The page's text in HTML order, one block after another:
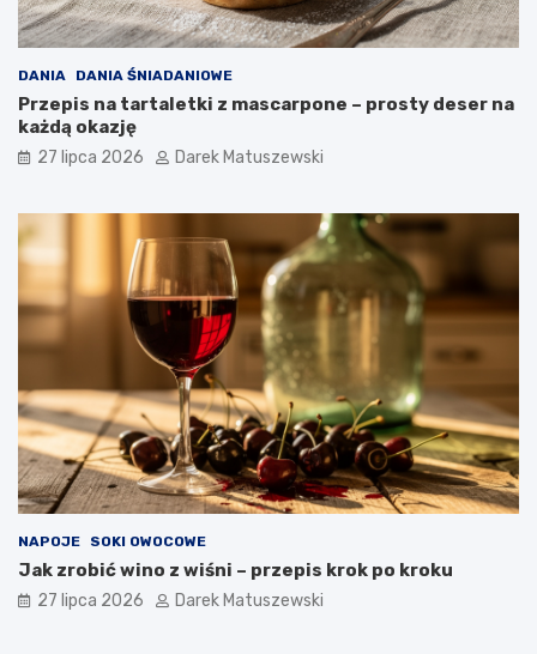
DANIA DANIA ŚNIADANIOWE
Przepis na tartaletki z mascarpone – prosty deser na
każdą okazję
27 lipca 2026 Darek Matuszewski
NAPOJE SOKI OWOCOWE
Jak zrobić wino z wiśni – przepis krok po kroku
27 lipca 2026 Darek Matuszewski